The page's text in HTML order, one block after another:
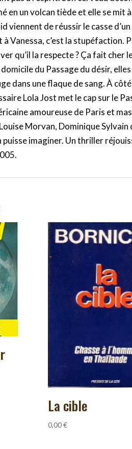
en un volcan tiède et elle se mit
viennent de réussir le casse
à Vanessa, c’est la
qu’il la respecte ? Ça fait
du Passage du désir,
dans une flaque de sang. À
Lola Jost met le cap sur le
amoureuse de Paris et
Morvan, Dominique Sylvain
puisse imaginer. Un thriller
La cible
0,00€